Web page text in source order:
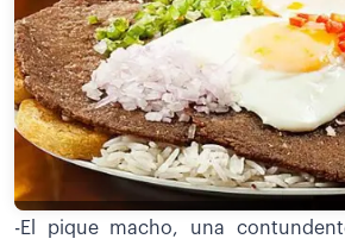
-El pique macho, una